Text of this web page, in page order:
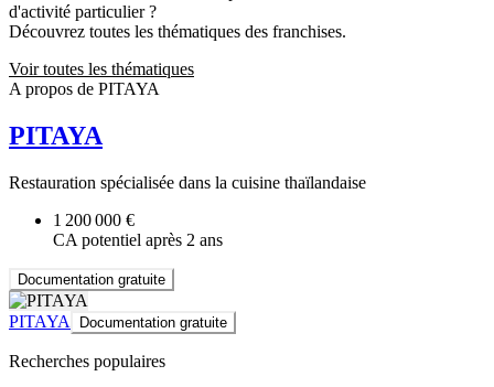
d'activité particulier ?
Découvrez toutes les thématiques des franchises.
Voir toutes les thématiques
A propos de PITAYA
PITAYA
Restauration spécialisée dans la cuisine thaïlandaise
1 200 000 €
CA potentiel après 2 ans
Documentation gratuite
PITAYA Documentation gratuite
Recherches populaires